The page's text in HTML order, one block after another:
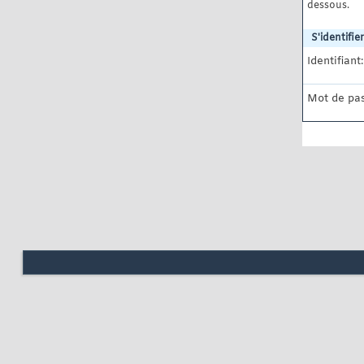
dessous.
S'identifier
Identifiant:
Mot de